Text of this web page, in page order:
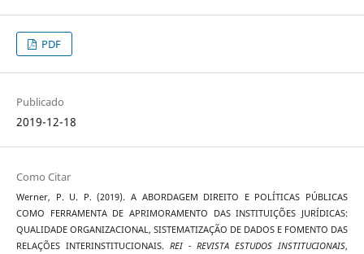
PDF
Publicado
2019-12-18
Como Citar
Werner, P. U. P. (2019). A ABORDAGEM DIREITO E POLÍTICAS PÚBLICAS
COMO FERRAMENTA DE APRIMORAMENTO DAS INSTITUIÇÕES JURÍDICAS:
QUALIDADE ORGANIZACIONAL, SISTEMATIZAÇÃO DE DADOS E FOMENTO DAS
RELAÇÕES INTERINSTITUCIONAIS. REI - REVISTA ESTUDOS INSTITUCIONAIS,